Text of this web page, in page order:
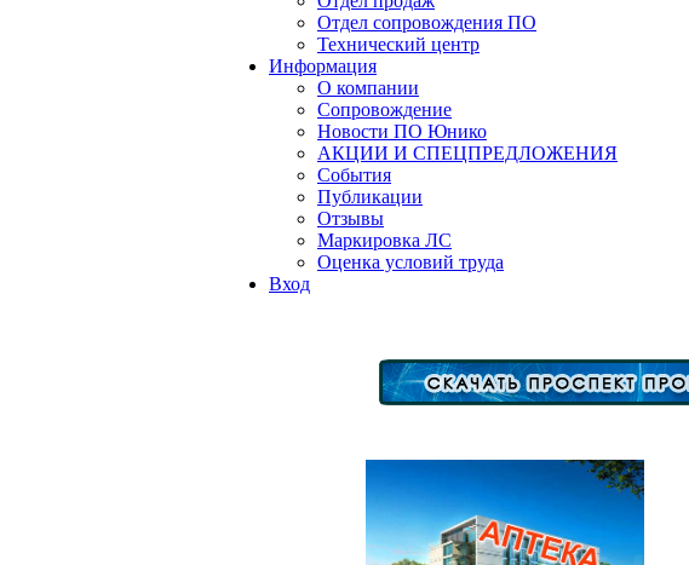
Отдел сопровождения ПО
Технический центр
Информация
О компании
Сопровождение
Новости ПО Юнико
АКЦИИ И СПЕЦПРЕДЛОЖЕНИЯ
События
Публикации
Отзывы
Маркировка ЛС
Оценка условий труда
Вход